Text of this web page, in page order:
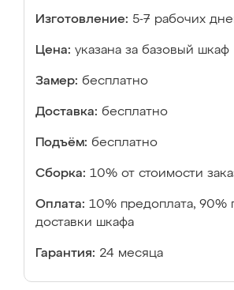
Изготовление: 5-7 рабочих
Цена: указана за базовый шкаф
Замер: бесплатно
Доставка: бесплатно
Подъём: бесплатно
Сборка: 10% от стоимости
Оплата: 10% предоплата, 90%
доставки шкафа
Гарантия: 24 месяца